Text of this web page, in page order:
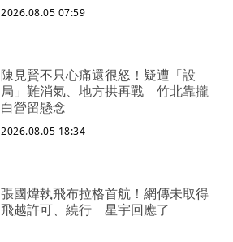
2026.08.05 07:59
陳見賢不只心痛還很怒！疑遭「設
局」難消氣、地方拱再戰 竹北靠攏
白營留懸念
2026.08.05 18:34
張國煒執飛布拉格首航！網傳未取得
飛越許可、繞行 星宇回應了